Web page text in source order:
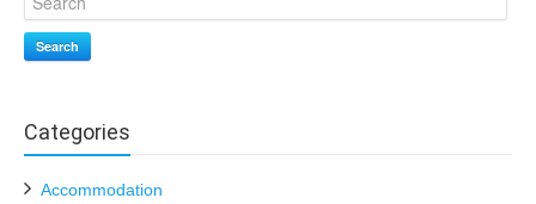
Search
Categories
Accommodation